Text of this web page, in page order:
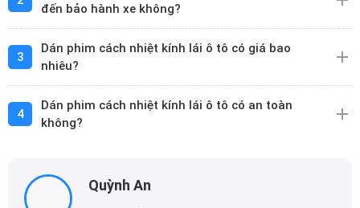
đến bảo hành xe không?
3
Dán phim cách nhiệt kính lái ô tô có giá bao
nhiêu?
4
Dán phim cách nhiệt kính lái ô tô có an toàn
không?
Quỳnh An